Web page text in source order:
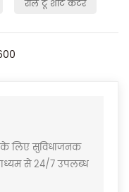
रोल टू शीट कटर
लिए सुविधाजनक
से 24/7 उपलब्ध